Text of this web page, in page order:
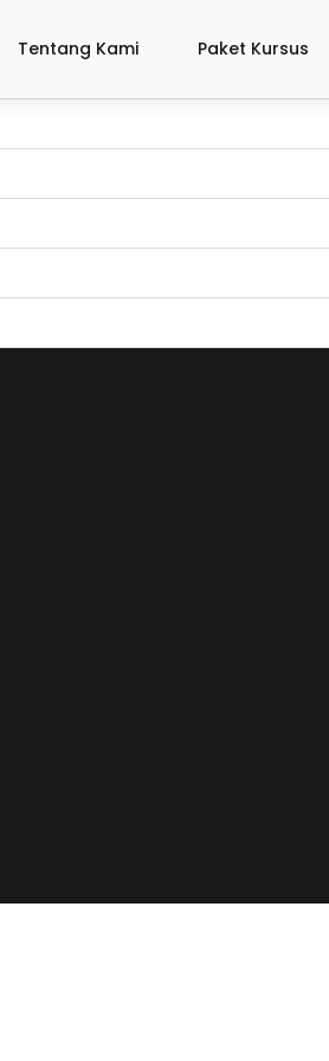
Tentang Kami Paket Kursus